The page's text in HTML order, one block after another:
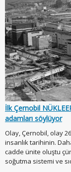
İlk Çernobil
adamları söylüyor
Olay, Çernobil, olay
insanlık tarihinin.
cadde ünite oluştu
soğutma sistemi ve